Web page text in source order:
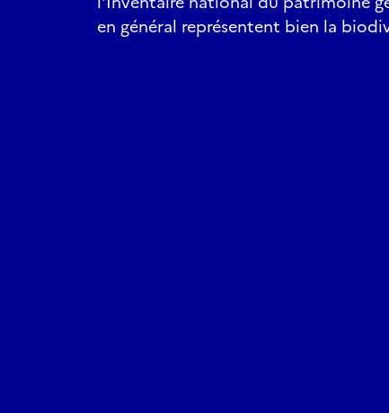
en général représentent bien la